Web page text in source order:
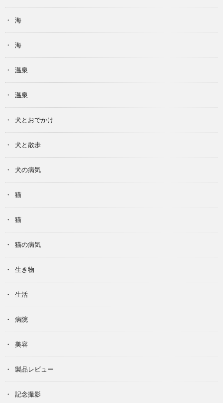
海
海
温泉
温泉
犬とおでかけ
犬と散歩
犬の病気
猫
猫
猫の病気
生き物
生活
病院
美容
製品レビュー
記念撮影